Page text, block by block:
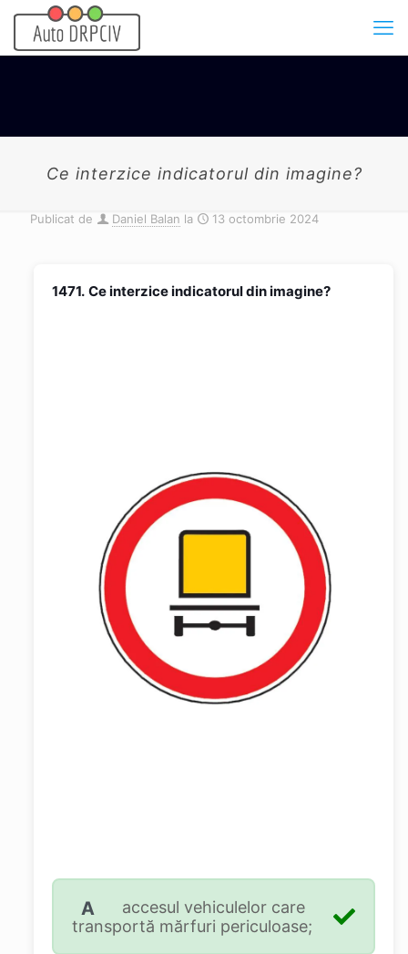
Ce interzice indicatorul din imagine?
Publicat de Daniel Balan la 13 octombrie 2024
1471. Ce interzice indicatorul din imagine?
A
accesul vehiculelor care
transportă mărfuri periculoase;